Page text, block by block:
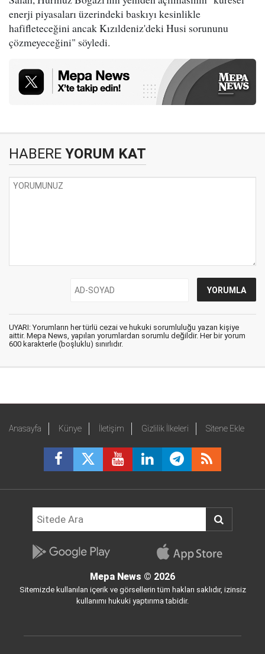
enerji piyasaları üzerindeki baskıyı kesinlikle
hafifleteceğini ancak Kızıldeniz'deki Husi sorununu
çözmeyeceğini" söyledi.
HABERE YORUM KAT
UYARI: Yorumların her türlü cezai ve hukuki sorumluluğu yazan kişiye
aittir. Mepa News, yapılan yorumlardan sorumlu değildir. Her bir yorum
600 karakterle (boşluklu) sınırlıdır.
Anasayfa Künye İletişim Gizlilik İlkeleri Sitene Ekle
Mepa News © 2026
Sitemizde kullanılan içerik ve görsellerin tüm hakları saklıdır, izinsiz
kullanımı hukuki yaptırıma tabidir.